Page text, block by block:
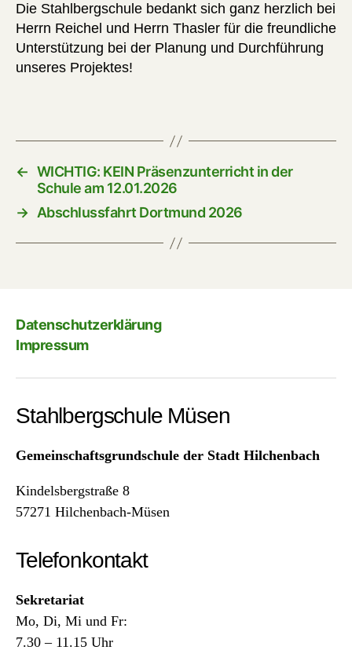
Die Stahlbergschule bedankt sich ganz herzlich bei
Herrn Reichel und Herrn Thasler für die freundliche
Unterstützung bei der Planung und Durchführung
unseres Projektes!
← WICHTIG: KEIN Präsenzunterricht in der
Schule am 12.01.2026
→ Abschlussfahrt Dortmund 2026
Datenschutzerklärung
Impressum
Stahlbergschule Müsen
Gemeinschaftsgrundschule der Stadt Hilchenbach
Kindelsbergstraße 8
57271 Hilchenbach-Müsen
Telefonkontakt
Sekretariat
Mo, Di, Mi und Fr:
7.30 – 11.15 Uhr